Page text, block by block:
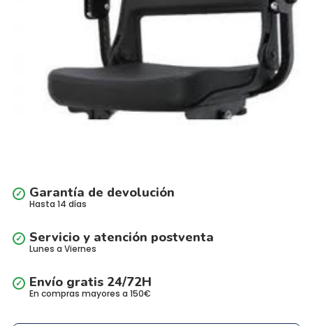
Garantía de devolución
Hasta 14 días
Servicio y atención postventa
Lunes a Viernes
Envío gratis 24/72H
En compras mayores a 150€